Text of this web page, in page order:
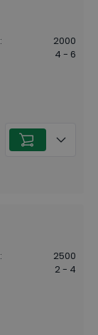
:
2000
4 - 6
:
2500
2 - 4